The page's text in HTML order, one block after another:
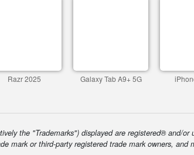
Razr 2025 Galaxy Tab A9+ 5G
the "Trademarks") displayed are registered® and/
mark or third-party registered trade mark owners,